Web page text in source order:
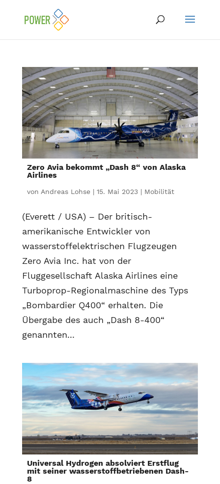
Zero Avia bekommt „Dash 8“ von Alaska
Airlines
von Andreas Lohse| 15. Mai 2023| Mobilität
(Everett / USA) – Der britisch-
amerikanische Entwickler von
wasserstoffelektrischen Flugzeugen
Zero Avia Inc. hat von der
Fluggesellschaft Alaska Airlines eine
Turboprop-Regionalmaschine des Typs
„Bombardier Q400“ erhalten. Die
Übergabe des auch „Dash 8-400“
genannten...
Universal Hydrogen absolviert Erstflug
mit seiner wasserstoffbetriebenen Dash-
8